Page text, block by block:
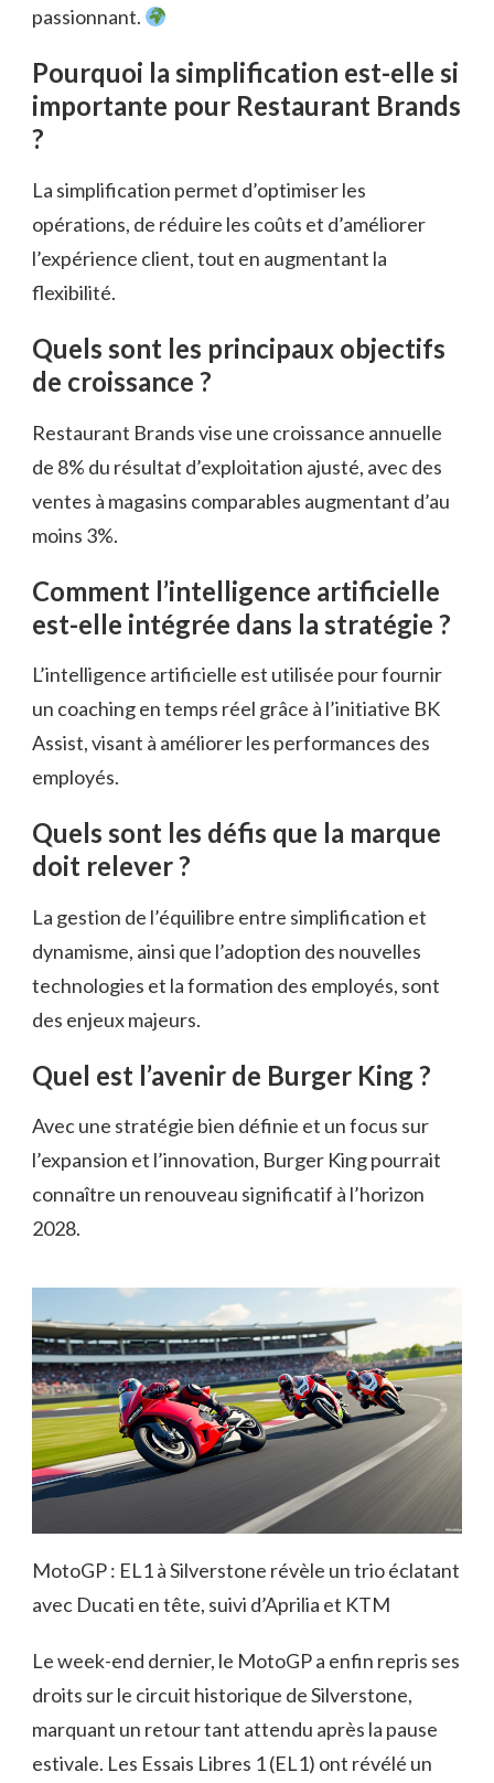
passionnant.
Pourquoi la simplification est-elle si
importante pour Restaurant Brands
?
La simplification permet d’optimiser les
opérations, de réduire les coûts et d’améliorer
l’expérience client, tout en augmentant la
flexibilité.
Quels sont les principaux objectifs
de croissance ?
Restaurant Brands vise une croissance annuelle
de 8% du résultat d’exploitation ajusté, avec des
ventes à magasins comparables augmentant d’au
moins 3%.
Comment l’intelligence artificielle
est-elle intégrée dans la stratégie ?
L’intelligence artificielle est utilisée pour fournir
un coaching en temps réel grâce à l’initiative BK
Assist, visant à améliorer les performances des
employés.
Quels sont les défis que la marque
doit relever ?
La gestion de l’équilibre entre simplification et
dynamisme, ainsi que l’adoption des nouvelles
technologies et la formation des employés, sont
des enjeux majeurs.
Quel est l’avenir de Burger King ?
Avec une stratégie bien définie et un focus sur
l’expansion et l’innovation, Burger King pourrait
connaître un renouveau significatif à l’horizon
2028.
MotoGP : EL1 à Silverstone révèle un trio éclatant
avec Ducati en tête, suivi d’Aprilia et KTM
Le week-end dernier, le MotoGP a enfin repris ses
droits sur le circuit historique de Silverstone,
marquant un retour tant attendu après la pause
estivale. Les Essais Libres 1 (EL1) ont révélé un